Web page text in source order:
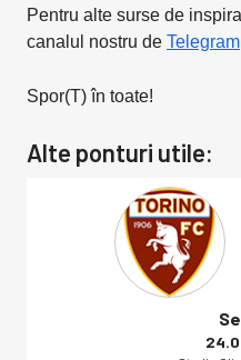
Pentru alte surse de
canalul nostru de Telegram
Spor(T) în toate!
Alte ponturi utile: